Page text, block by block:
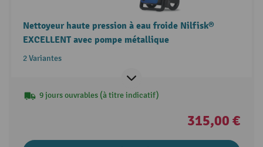
Nettoyeur haute pression à eau froide Nilfisk®
EXCELLENT avec pompe métallique
2 Variantes
9 jours ouvrables (à titre indicatif)
315,00 €